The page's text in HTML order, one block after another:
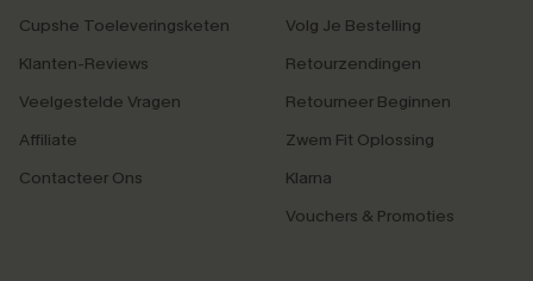
Cupshe Toeleveringsketen
Klanten-Reviews
Veelgestelde Vragen
Affiliate
Contacteer Ons
Volg Je Bestelling
Retourzendingen
Retourneer Beginnen
Zwem Fit Oplossing
Klarna
Vouchers & Promoties